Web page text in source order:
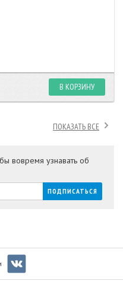
В КОРЗИНУ
ПОКАЗАТЬ ВСЕ
вовремя узнавать об